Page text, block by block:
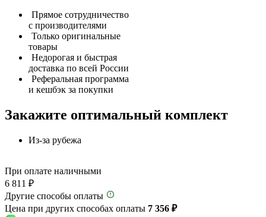
Прямое сотрудничество
с производителями
Только оригинальные
товары
Недорогая и быстрая
доставка по всей России
Реферальная программа
и кешбэк за покупки
Закажите оптимальный комплект
Из-за рубежа
При оплате наличными
6 811 ₽
Другие способы оплаты
Цена при других способах оплаты 7 356 ₽